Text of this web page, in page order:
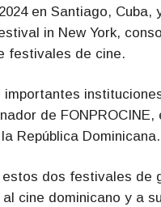
en Santiago, Cuba,
in New York,
festivales de cine.
de FONPROCINE,
República Dominicana.
dos festivales de
cine dominicano y a